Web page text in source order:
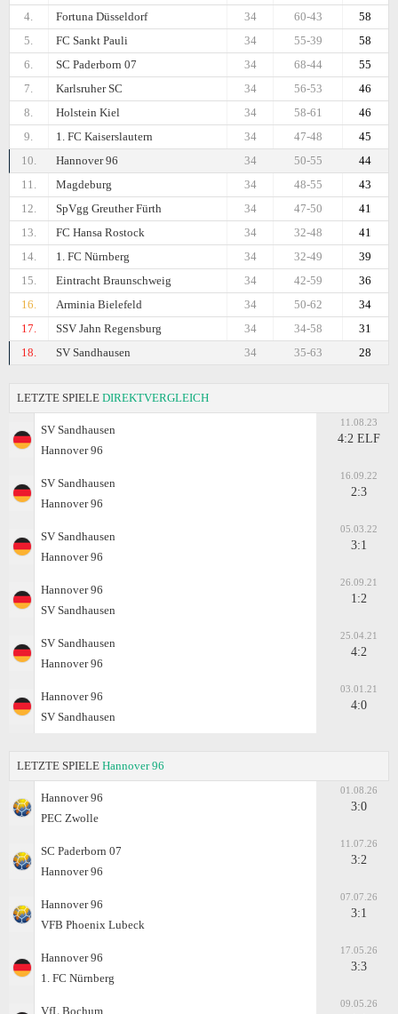
4. Fortuna Düsseldorf 58
60-43
34
5.
FC Sankt Pauli 58
55-39
34
6.
SC Paderborn 07 55
68-44
34
7.
Karlsruher SC 46
56-53
34
8.
Holstein Kiel 46
58-61
34
9.
1. FC Kaiserslautern 45
47-48
34
10.
Hannover 96 44
50-55
34
11.
Magdeburg 43
48-55
34
12.
SpVgg Greuther Fürth 41
47-50
34
13.
FC Hansa Rostock 41
32-48
34
14.
1. FC Nürnberg 39
32-49
34
15.
Eintracht Braunschweig 36
42-59
34
16.
Arminia Bielefeld 34
50-62
34
17.
SSV Jahn Regensburg 31
34-58
34
18.
SV Sandhausen 28
35-63
34
LETZTE SPIELE DIREKTVERGLEICH
SV Sandhausen
Hannover 96
11.08.23
4:2 ELF
SV Sandhausen
Hannover 96
16.09.22
2:3
SV Sandhausen
Hannover 96
05.03.22
3:1
Hannover 96
SV Sandhausen
26.09.21
1:2
SV Sandhausen
Hannover 96
25.04.21
4:2
Hannover 96
SV Sandhausen
03.01.21
4:0
LETZTE SPIELE Hannover 96
Hannover 96
PEC Zwolle
01.08.26
3:0
SC Paderborn 07
Hannover 96
11.07.26
3:2
Hannover 96
VFB Phoenix Lubeck
07.07.26
3:1
Hannover 96
1. FC Nürnberg
17.05.26
3:3
VfL Bochum
09.05.26